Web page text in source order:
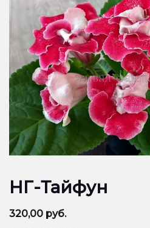
НГ-Тайфун
320,00 руб.